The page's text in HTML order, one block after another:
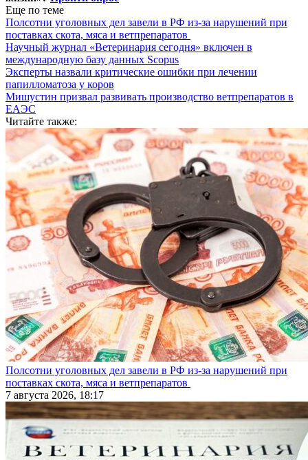
Еще по теме
Полсотни уголовных дел завели в РФ из-за нарушений при
поставках скота, мяса и ветпрепаратов
Научный журнал «Ветеринария сегодня» включен в
международную базу данных Scopus
Эксперты назвали критические ошибки при лечении
папилломатоза у коров
Мишустин призвал развивать производство ветпрепаратов в
ЕАЭС
Читайте также:
Полсотни уголовных дел завели в РФ из-за нарушений при
поставках скота, мяса и ветпрепаратов
7 августа 2026, 18:17